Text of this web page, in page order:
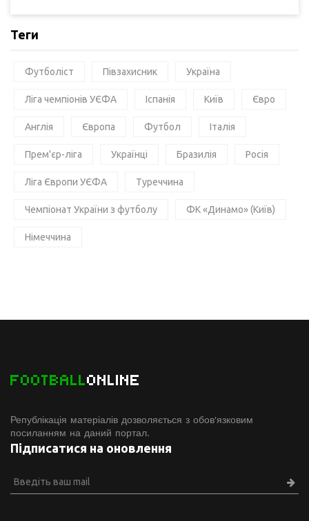
Теги
Футболіст Півзахисник Україна
Ліга чемпіонів УЄФА Іспанія Київ Євро
Англія Європа Футбол Італія
Прем'єр-ліга Українці Бразилія Росія
Ліга Європи УЄФА Туреччина
Чемпіонат України з футболу ФК «Динамо» (Київ)
Німеччина
FOOTBALLONLINE
Републікація матеріалів дозволяється з обов'язковим
посиланням на даний портал.
Підписатися на оновлення